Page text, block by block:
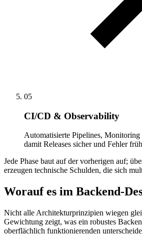
05
CI/CD & Observability
Automatisierte Pipelines,
damit Releases sicher und Fehler
Jede Phase baut auf der vorherigen auf;
erzeugen technische Schulden, die sich
Worauf es im Backend-
Nicht alle Architekturprinzipien wiegen
Gewichtung zeigt, was ein robustes
oberflächlich funktionierenden